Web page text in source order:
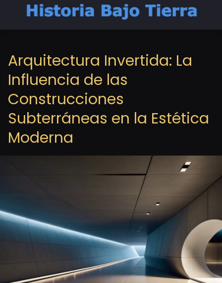
Arquitectura Invertida: La
Influencia de las
Construcciones
Subterráneas en la Estética
Moderna